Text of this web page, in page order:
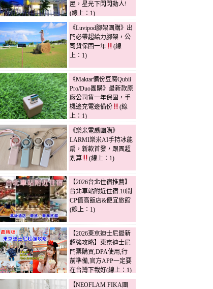
屋，星光下閃閃動人!
(線上：1)
《Luvipod腳架團購》出
門必帶超給力腳架，公
司貨保固一年
(線
上：1)
《Maktar備份豆腐Qubii
Pro/Duo團購》最新款原
廠公司貨一年保固，手
機邊充電邊備份
(線
上：1)
《樂米電扇團購》
LARMI樂米AI手持冰能
扇，新款首發，跟團超
划算
(線上：1)
【2026台北住宿推薦】
台北車站附近住宿.10間
CP值高飯店&便宜旅館
(線上：1)
【2026東京迪士尼最新
超強攻略】東京迪士尼
門票購買,DPA使用,行
前準備,官方APP一定要
在台灣下載好(線上：1)
【NEOFLAM FIKA團